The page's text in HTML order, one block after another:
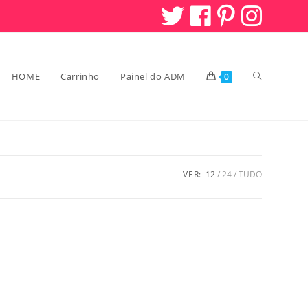
HOME Carrinho Painel do ADM 0 Alternar
VER: 12 24 TUDO